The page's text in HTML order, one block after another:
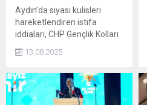
Aydın’da siyasi kulisleri
hareketlendiren istifa
iddiaları, CHP Gençlik Kolları
kararıyla somutlaştı.
13.08.2025